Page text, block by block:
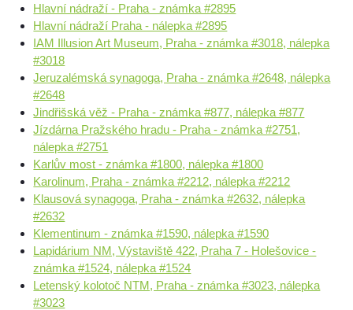
Hlavní nádraží - Praha - známka #2895
Hlavní nádraží Praha - nálepka #2895
IAM Illusion Art Museum, Praha - známka #3018, nálepka
#3018
Jeruzalémská synagoga, Praha - známka #2648, nálepka
#2648
Jindřišská věž - Praha - známka #877, nálepka #877
Jízdárna Pražského hradu - Praha - známka #2751,
nálepka #2751
Karlův most - známka #1800, nálepka #1800
Karolinum, Praha - známka #2212, nálepka #2212
Klausová synagoga, Praha - známka #2632, nálepka
#2632
Klementinum - známka #1590, nálepka #1590
Lapidárium NM, Výstaviště 422, Praha 7 - Holešovice -
známka #1524, nálepka #1524
Letenský kolotoč NTM, Praha - známka #3023, nálepka
#3023